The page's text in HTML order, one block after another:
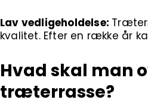
Lav vedligeholdelse:
kvalitet. Efter en række år
Hvad skal man
træterrasse?